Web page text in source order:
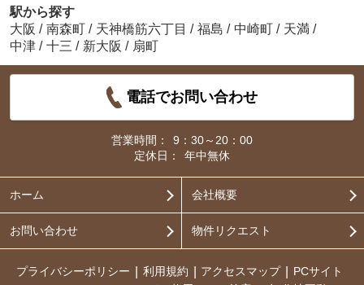
駅から探す
大阪 / 南森町 / 天神橋筋六丁目 / 福島 / 中崎町 / 天満 /
中津 / 十三 / 新大阪 / 扇町
電話でお問い合わせ
営業時間：
9：30～20：00
定休日：
年中無休
ホーム 会社概要
お問い合わせ 物件リクエスト
プライバシーポリシー 利用規約 アクセスマップ
PCサイト